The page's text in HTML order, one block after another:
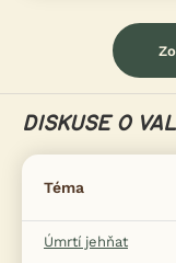
DISKUSE O
Téma
Úmrtí jehňat